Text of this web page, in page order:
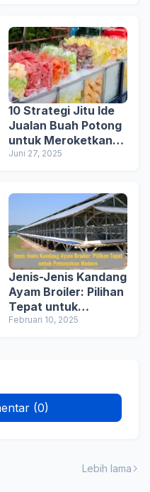
10 Strategi Jitu Ide
Jualan Buah Potong
untuk Meroketkan
Omzet
Juni 27, 2025
Jenis-Jenis Kandang
Ayam Broiler: Pilihan
Tepat untuk
Peternakan Modern
Februari 10, 2025
(0)
Lebih lama